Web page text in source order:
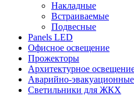
Накладные
Встраиваемые
Подвесные
Panels LED
Офисное освещение
Прожекторы
Архитектурное
Аварийно-
Светильники для ЖКХ